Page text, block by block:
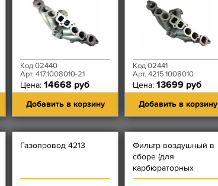
Код 02440
Арт. 417.1008010-21
Цена: 14668 руб
Добавить в корзину
Код 02441
Арт. 4215.1008010
Цена: 13699 руб
Добавить в корзину
Газопровод 4213
Фильтр воздушный в
сборе (для
карбюраторных
двигателей)